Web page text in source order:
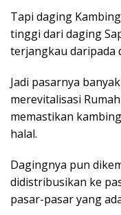
Tapi daging
tinggi dari daging
terjangkau daripada
Jadi pasarnya
merevitalisasi
memastikan
halal.
Dagingnya pun
didistribusikan ke
pasar-pasar yang